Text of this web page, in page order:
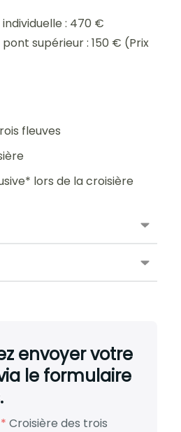
: 470 €
supérieur : 150 € (Prix
fleuves
lors de la croisière
envoyer votre
le formulaire
* Croisière des trois